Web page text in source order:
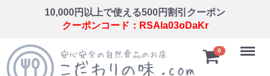
10,000円以上で使える500円割引クーポン
クーポンコード：RSAla03oDaKr
0
Menu